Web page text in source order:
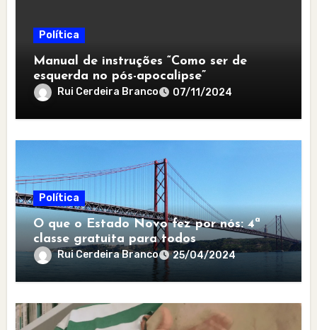
Política
Manual de instruções “Como ser de
esquerda no pós-apocalipse”
Rui Cerdeira Branco 07/11/2024
Política
O que o Estado Novo fez por nós: 4ª
classe gratuita para todos
Rui Cerdeira Branco 25/04/2024